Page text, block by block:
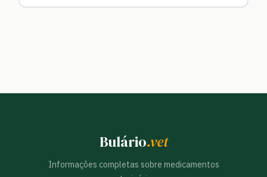
Bulário.vet
Informações completas sobre medicamentos